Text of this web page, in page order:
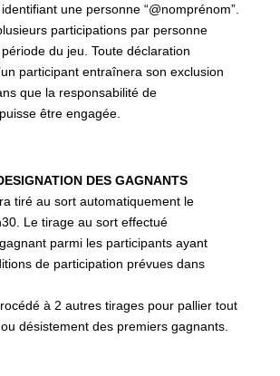
une personne “@nomprénom”.
participations par personne
du jeu. Toute déclaration
participant entraînera son exclusion
que la responsabilité de
être engagée.
DES GAGNANTS
tiré au sort automatiquement le
Le tirage au sort effectué
parmi les participants ayant
de participation prévues dans
à 2 autres tirages pour pallier tout
désistement des premiers gagnants.